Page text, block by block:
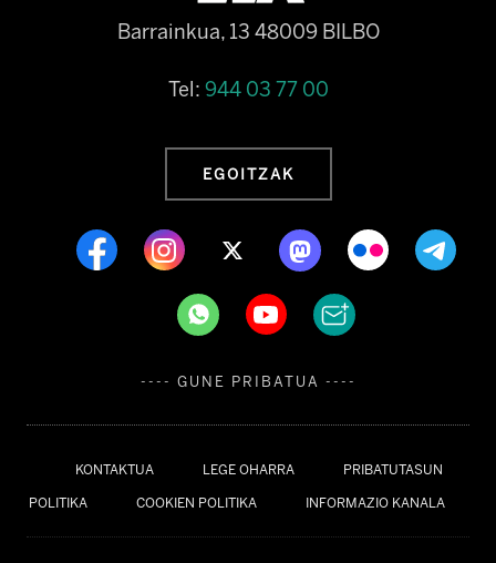
KONTAKTUA LEGE OHARRA PRIBATUTASUN
POLITIKA COOKIEN POLITIKA INFORMAZIO KANALA
Barrainkua, 13 48009 BILBO
Tel: 944 03 77 00
EGOITZAK
---- GUNE PRIBATUA ----